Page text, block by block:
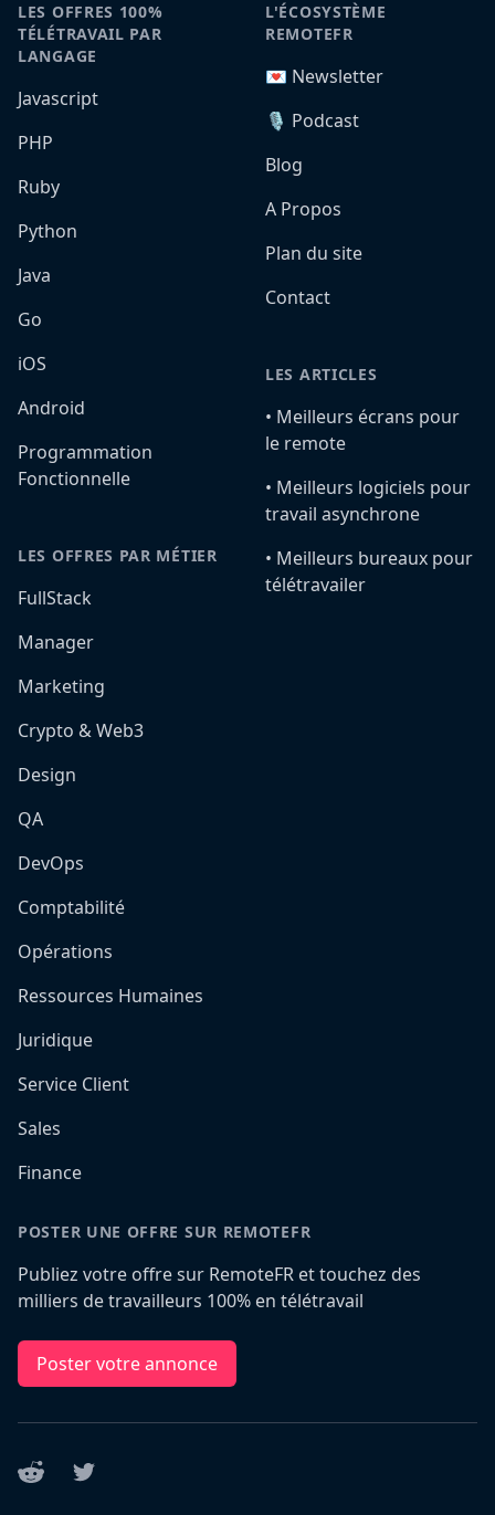
LES OFFRES 100%
TÉLÉTRAVAIL PAR
LANGAGE
Javascript
PHP
Ruby
Python
Java
Go
iOS
Android
Programmation
Fonctionnelle
LES OFFRES PAR MÉTIER
FullStack
Manager
Marketing
Crypto & Web3
Design
QA
DevOps
Comptabilité
Opérations
Ressources Humaines
Juridique
Service Client
Sales
Finance
L'ÉCOSYSTÈME
REMOTEFR
💌 Newsletter
🎙️ Podcast
Blog
A Propos
Plan du site
Contact
LES ARTICLES
•️ Meilleurs écrans pour
le remote
•️ Meilleurs logiciels pour
travail asynchrone
•️ Meilleurs bureaux pour
télétravailer
POSTER UNE OFFRE SUR REMOTEFR
Publiez votre offre sur RemoteFR et touchez des
milliers de travailleurs 100% en télétravail
Poster votre annonce
Reddit Twitter